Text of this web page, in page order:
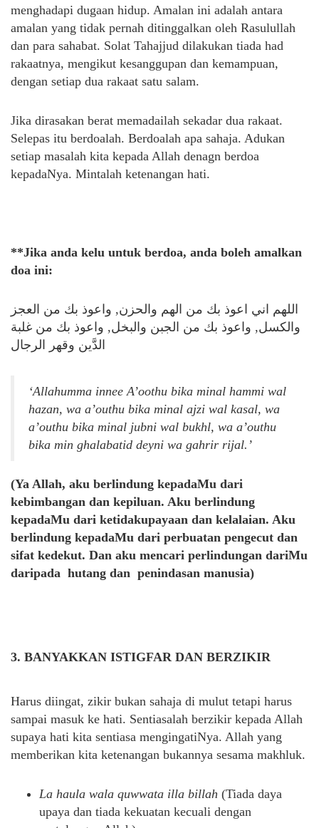
menghadapi dugaan hidup. Amalan ini adalah antara
amalan yang tidak pernah ditinggalkan oleh Rasulullah
dan para sahabat. Solat Tahajjud dilakukan tiada had
rakaatnya, mengikut kesanggupan dan kemampuan,
dengan setiap dua rakaat satu salam.
Jika dirasakan berat memadailah sekadar dua rakaat.
Selepas itu berdoalah. Berdoalah apa sahaja. Adukan
setiap masalah kita kepada Allah denagn berdoa
kepadaNya. Mintalah ketenangan hati.
**Jika anda kelu untuk berdoa, anda boleh amalkan
doa ini:
اللهم اني اعوذ بك من الهم والحزن, واعوذ بك من العجز
والكسل, واعوذ بك من الجبن والبخل, واعوذ بك من غلبة
الدَّين وقهر الرجال
‘Allahumma innee A’oothu bika minal hammi wal
hazan, wa a’outhu bika minal ajzi wal kasal, wa
a’outhu bika minal jubni wal bukhl, wa a’outhu
bika min ghalabatid deyni wa gahrir rijal.’
(Ya Allah, aku berlindung kepadaMu dari
kebimbangan dan kepiluan. Aku berlindung
kepadaMu dari ketidakupayaan dan kelalaian. Aku
berlindung kepadaMu dari perbuatan pengecut dan
sifat kedekut. Dan aku mencari perlindungan dariMu
daripada hutang dan penindasan manusia)
3. BANYAKKAN ISTIGFAR DAN BERZIKIR
Harus diingat, zikir bukan sahaja di mulut tetapi harus
sampai masuk ke hati. Sentiasalah berzikir kepada Allah
supaya hati kita sentiasa mengingatiNya. Allah yang
memberikan kita ketenangan bukannya sesama makhluk.
La haula wala quwwata illa billah (Tiada daya
upaya dan tiada kekuatan kecuali dengan